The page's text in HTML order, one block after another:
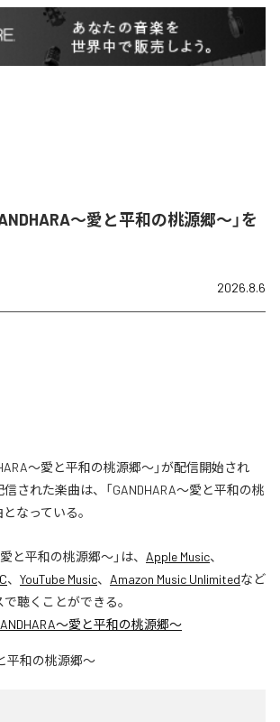
〜愛と平和の桃源郷〜」を
2026.8.6
〜愛と平和の桃源郷〜」が配信開始され
された楽曲は、「GANDHARA〜愛と平和の桃
なっている。
愛と平和の桃源郷〜」は、 Apple Music、
、 YouTube Music、 Amazon Music Unlimitedなど
聴くことができる。
〜愛と平和の桃源郷〜